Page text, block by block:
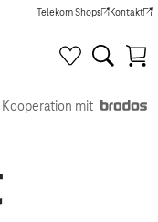
Telekom Shops
(Wird in einem neuen Tab
Kontakt
(Wird in
Kooperation mit